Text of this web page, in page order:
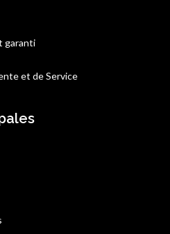
garanti
et de Service